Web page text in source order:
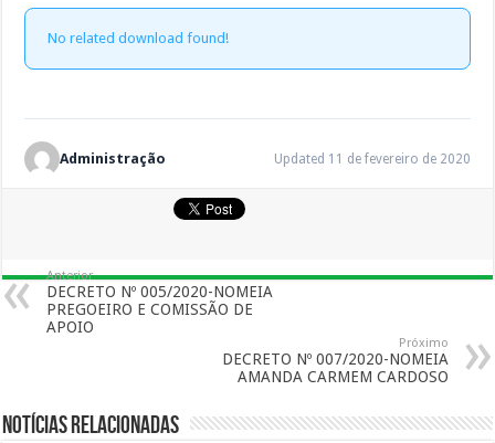
No related download found!
Administração Updated 11 de fevereiro de 2020
Anterior
DECRETO Nº 005/2020-NOMEIA
PREGOEIRO E COMISSÃO DE
APOIO
Próximo
DECRETO Nº 007/2020-NOMEIA
AMANDA CARMEM CARDOSO
Notícias Relacionadas